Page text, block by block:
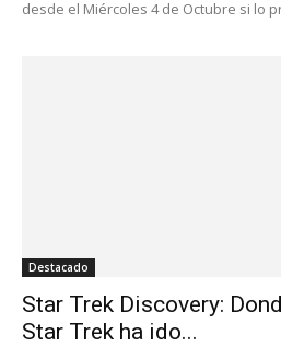
desde el Miércoles 4 de Octubre si lo
Destacado
Star Trek Discovery:
Star Trek ha ido...